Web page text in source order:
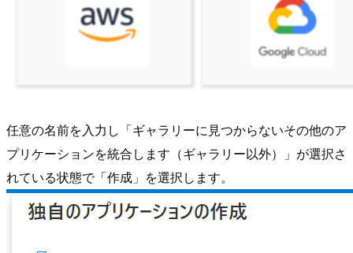
任意の名前を入力し「ギャラリーに見つからないその他のア
プリケーションを統合します（ギャラリー以外）」が選択さ
れている状態で「作成」を選択します。